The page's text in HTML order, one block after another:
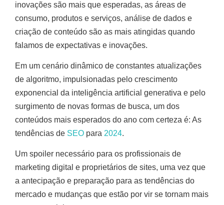
inovações são mais que esperadas, as áreas de
consumo, produtos e serviços, análise de dados e
criação de conteúdo são as mais atingidas quando
falamos de expectativas e inovações.
Em um cenário dinâmico de constantes atualizações
de algoritmo, impulsionadas pelo crescimento
exponencial da inteligência artificial generativa e pelo
surgimento de novas formas de busca, um dos
conteúdos mais esperados do ano com certeza é: As
tendências de SEO para 2024.
Um spoiler necessário para os profissionais de
marketing digital e proprietários de sites, uma vez que
a antecipação e preparação para as tendências do
mercado e mudanças que estão por vir se tornam mais